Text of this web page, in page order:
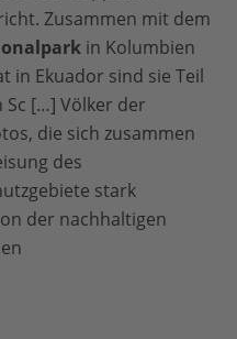
Zusammen mit dem
in Kolumbien
in Ekuador sind sie Teil
[…] Völker der
die sich zusammen
des
stark
der nachhaltigen